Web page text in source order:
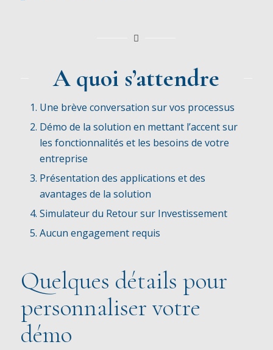
A quoi s’attendre
Une brève conversation sur vos processus
Démo de la solution en mettant l’accent sur
les fonctionnalités et les besoins de votre
entreprise
Présentation des applications et des
avantages de la solution
Simulateur du Retour sur Investissement
Aucun engagement requis
Quelques détails pour
personnaliser votre
démo